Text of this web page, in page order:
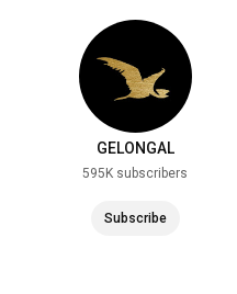
GELONGAL
595K subscribers
Subscribe